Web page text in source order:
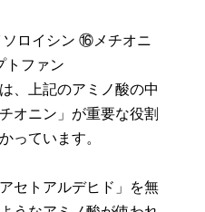
ロイシン ⑯メチオニ
ファン
、上記のアミノ酸の中
オニン」が重要な役割
っています。
セトアルデヒド」を無